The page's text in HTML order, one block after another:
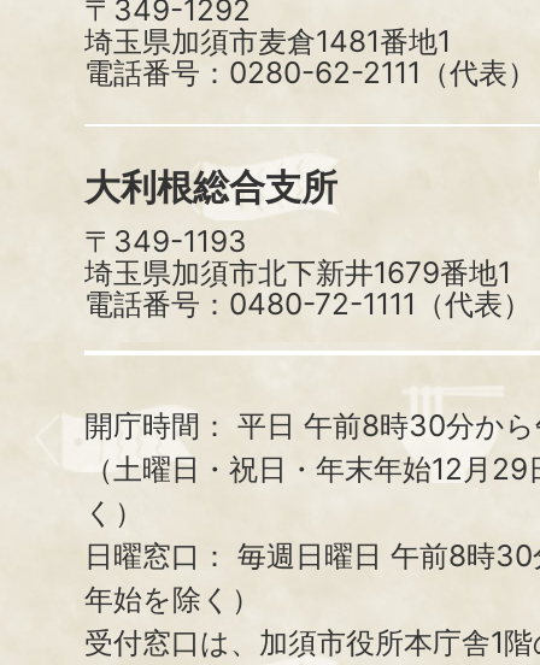
〒349-1292
埼玉県加須市麦倉1481番地1
電話番号：0280-62-2111（代表）
大利根総合支所
〒349-1193
埼玉県加須市北下新井1679番地1
電話番号：0480-72-1111（代表）
開庁時間： 平日 午前8時30分か
（土曜日・祝日・年末年始12月
く）
日曜窓口： 毎週日曜日 午前8時
年始を除く）
受付窓口は、加須市役所本庁舎1